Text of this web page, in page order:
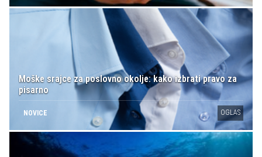
Moške srajce za poslovno okolje: kako izbrati pravo za
pisarno
NOVICE OGLAS